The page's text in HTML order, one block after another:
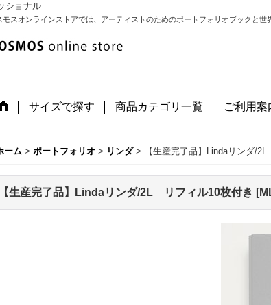
ショナル
モスオンラインストアでは、アーティストのためのポートフォリオブックと
サイズで探す 商品カテゴリ一覧 ご利用案
ーム > ポートフォリオ > リンダ > 【生産完了品】Lindaリンダ/
【生産完了品】Lindaリンダ/2L リフィル10枚付き [